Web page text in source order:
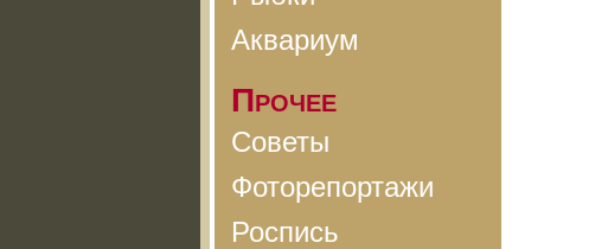
Аквариум
Прочее
Советы
Фоторепортажи
Роспись